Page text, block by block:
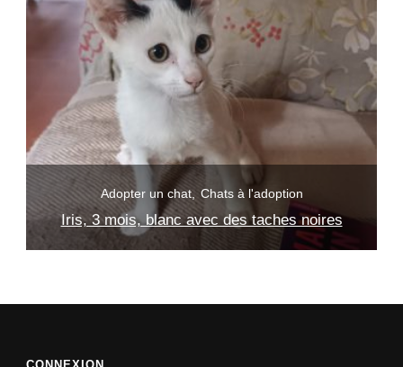
Adopter un chat Chats à l'adoption
Iris, 3 mois, blanc avec des taches noires